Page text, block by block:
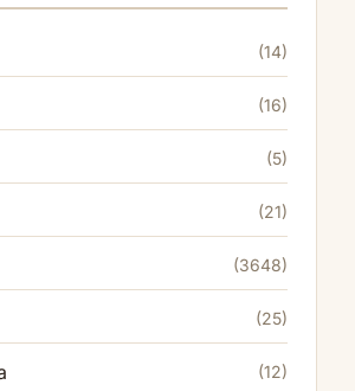
(14)
(16)
(5)
(21)
(3648)
(25)
(12)